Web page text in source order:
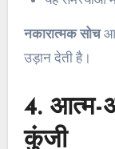
नकारात्मक सोच
उड़ान देती है।
4. आत्म-
कुंजी